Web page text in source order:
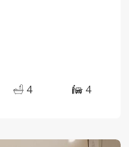
4 4